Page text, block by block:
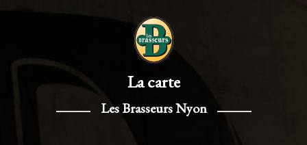
La carte
Les Brasseurs Nyon